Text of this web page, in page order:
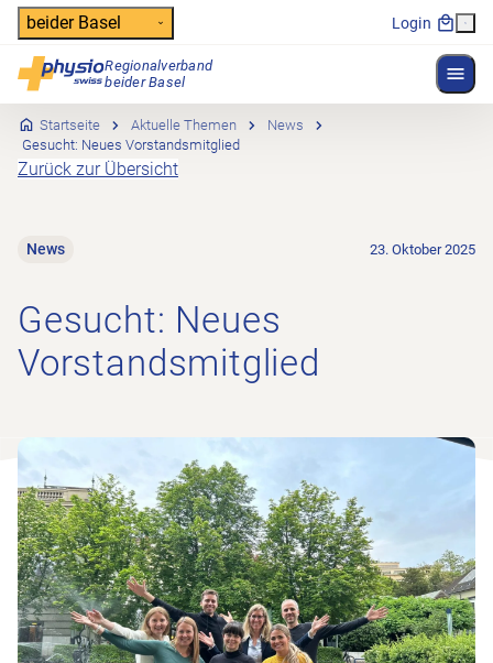
Header
beider Basel Login
Regionalverband
beider Basel
Hauptnavigation
Startseite Aktuelle Themen
News
Gesucht: Neues Vorstandsmitglied
Zurück zur Übersicht
News 23. Oktober 2025
Gesucht: Neues
Vorstandsmitglied